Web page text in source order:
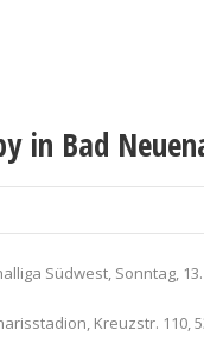
in Bad
Südwest, Sonntag,
Kreuzstr. 110,